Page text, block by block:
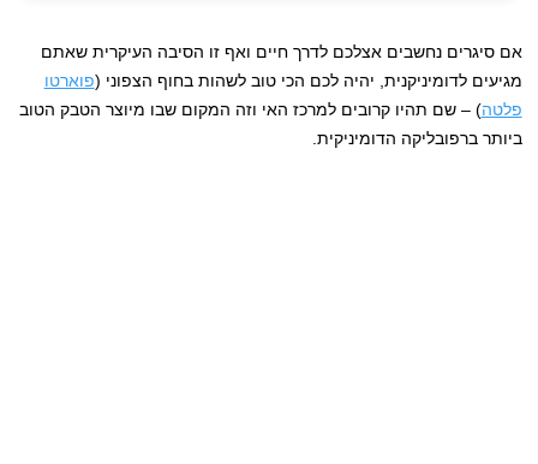
אם סיגרים נחשבים אצלכם לדרך חיים ואף זו הסיבה העיקרית שאתם
מגיעים לדומיניקנית, יהיה לכם הכי טוב לשהות בחוף הצפוני (פוארטו
פלטה) – שם תהיו קרובים למרכז האי וזה המקום שבו מיוצר הטבק הטוב
ביותר ברפובליקה הדומיניקית.